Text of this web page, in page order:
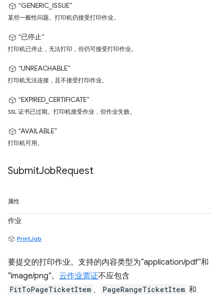
“GENERIC_ISSUE”
某些一般性问题。打印机仍接受打印作业。
“已停止”
打印机已停止，无法打印，但仍可接受打印作业。
“UNREACHABLE”
打印机无法连接，且不接受打印作业。
“EXPIRED_CERTIFICATE”
SSL 证书已过期。打印机接受作业，但作业失败。
“AVAILABLE”
打印机可用。
SubmitJobRequest
属性
作业
PrintJob
要提交的打印作业。支持的内容类型为“application/pdf”和
“image/png”。 云作业票证不应包含
FitToPageTicketItem 、 PageRangeTicketItem 和